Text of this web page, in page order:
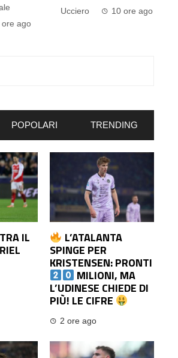
ago
Ucciero
10 ore ago
POPOLARI TRENDING
IL L’ATALANTA
SPINGE PER
KRISTENSEN: PRONTI
MILIONI, MA
L’UDINESE CHIEDE DI
PIÙ! LE CIFRE
2 ore ago